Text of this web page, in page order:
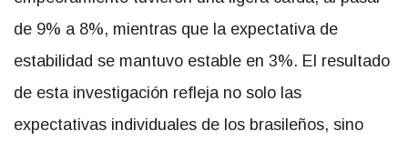
de 9% a 8%, mientras que la expectativa de
estabilidad se mantuvo estable en 3%. El resultado
de esta investigación refleja no solo las
expectativas individuales de los brasileños, sino